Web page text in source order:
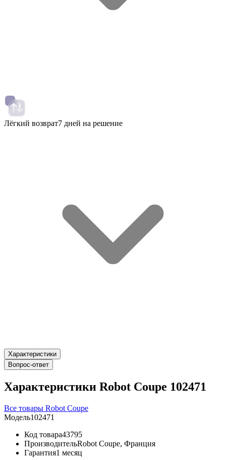
Лёгкий возврат7 дней на решение
Характеристики
Вопрос-ответ
Характеристики Robot Coupe 102471
Все товары Robot Coupe
Модель102471
Код товара43795
ПроизводительRobot Coupe, Франция
Гарантия1 месяц